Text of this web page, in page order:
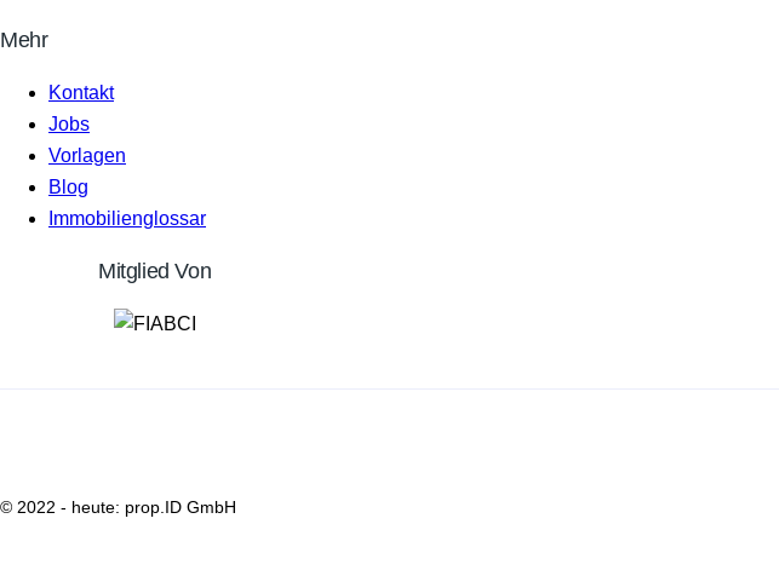
Mehr
Kontakt
Jobs
Vorlagen
Blog
Immobilienglossar
Mitglied Von
© 2022 - heute: prop.ID GmbH